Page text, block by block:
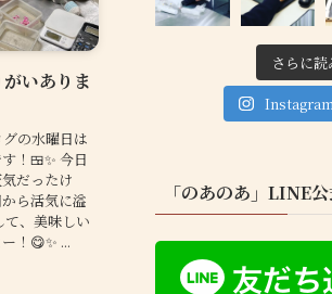
いありま
の水曜日は
！🍱✨ 今日
だったけ
ら活気に溢
、美味しい
！😋✨ ...
さらに
「のあのあ」LINE